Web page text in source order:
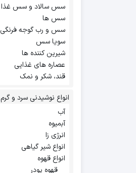
سس سالاد و سس غذا
سس ها
سس و رب گوجه فرنگی
سویا سس
شیرین کننده ها
عصاره های غذایی
قند، شکر و نمک
انواع نوشیدنی سرد و گرم
آب
آبمیوه
انرژی زا
انواع شیر گیاهی
انواع قهوه
قهوه پودر